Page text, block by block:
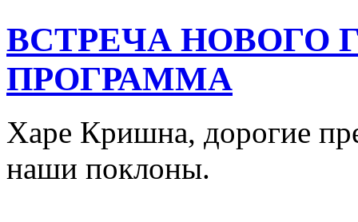
ВСТРЕЧА НОВОГО
ПРОГРАММА
Харе Кришна, дорогие
наши поклоны.